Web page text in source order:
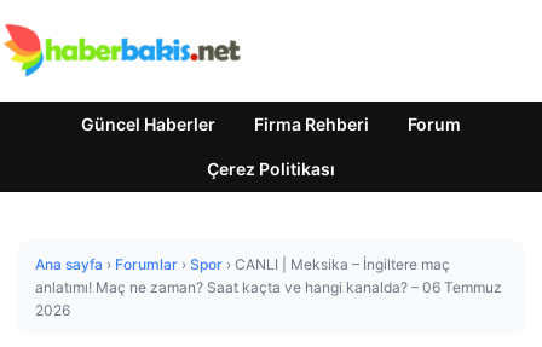
Güncel Haberler Firma Rehberi Forum
Çerez Politikası
Ana sayfa › Forumlar › Spor › CANLI | Meksika – İngiltere maç
anlatımı! Maç ne zaman? Saat kaçta ve hangi kanalda? – 06 Temmuz
2026